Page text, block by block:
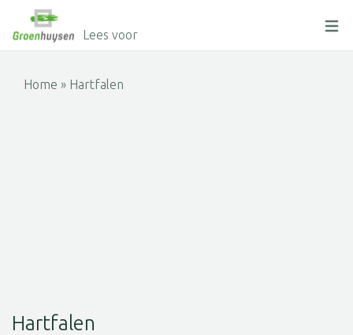
Lees voor
Home » Hartfalen
Hartfalen